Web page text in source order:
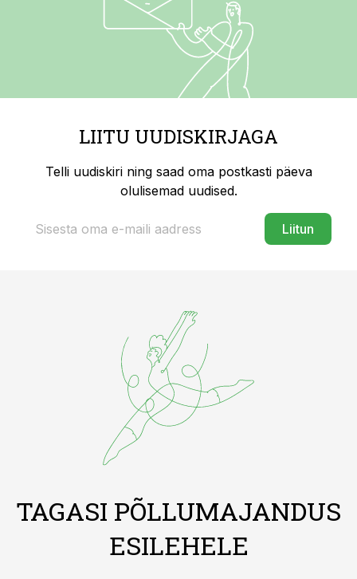
LIITU UUDISKIRJAGA
Telli uudiskiri ning saad oma postkasti päeva
olulisemad uudised.
Liitun
TAGASI PÕLLUMAJANDUS
ESILEHELE